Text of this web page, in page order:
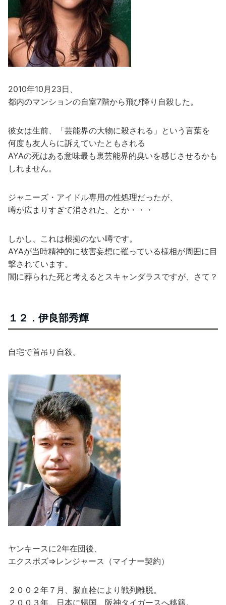
2010年10月23日、
都内のマンションの自室7階から飛び降り自殺した。
彼女は生前、「芸能界の大物に殺される」という言葉を
何度も友人らに訴えていたともされる
AYAの死はある意味最も裏芸能界的臭いを感じさせるかも
しれません。
ジャニーズ・アイドル専用の性処理だったが、
噂が広まりすぎて消された、とか・・・
しかし、これは根拠のない噂です。
AYAが当時精神的に被害妄想に罹っている様相が周囲に目
撃されています。
闇に葬られた死と考えるとスキャンダラスですが、さて？
１２．伊良部秀輝
自宅で首吊り自殺。
ヤンキースに2年在団後、
エクスポズ⇒レンジャース（マイナー契約）
２００２年７月、脳血栓により戦列離脱。
２００３年、日本に帰国、阪神タイガースへ移籍。